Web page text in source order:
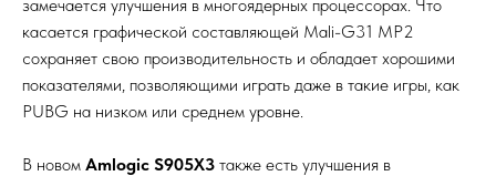
замечается улучшения в многоядерных процессорах. Что
касается графической составляющей Mali-G31 MP2
сохраняет свою производительность и обладает хорошими
показателями, позволяющими играть даже в такие игры, как
PUBG на низком или среднем уровне.
В новом Amlogic S905X3 также есть улучшения в